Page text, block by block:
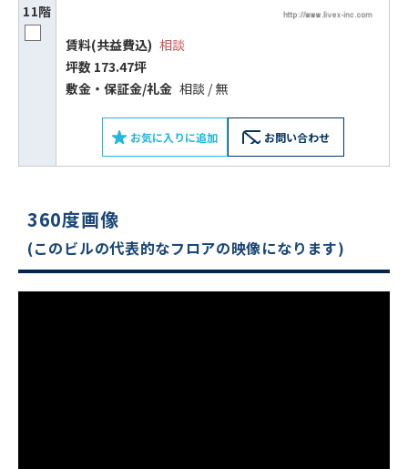
11階
賃料(共益費込) 相談
坪数 173.47坪
敷⾦‧保証⾦/礼⾦ 相談 / 無
お気に入りに追加 お問い合わせ
ビルコード：
をお伝えいただくと
スムーズにご案内できます
0120-620-213
平日 9:00〜18:00
フォームでお問い合わせ
360度画像
(このビルの代表的なフロアの映像になります)